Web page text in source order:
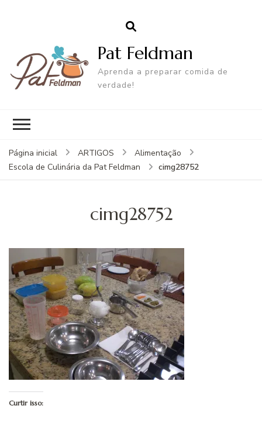
Pat Feldman
Aprenda a preparar comida de
verdade!
Página inicial ARTIGOS
Alimentação
Escola de Culinária da Pat Feldman
cimg28752
cimg28752
Curtir isso: